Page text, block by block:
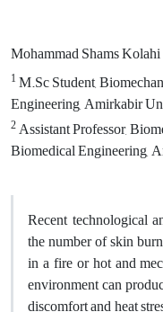
Mohammad Shams Kolahi
1M.Sc Student,
Engineering, Amirkabir
2Assistant Professor,
Biomedical Engineering,
Recent technological
the number of skin
in a fire or hot and
environment can
discomfort and heat